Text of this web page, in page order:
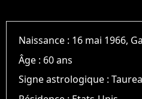
Naissance : 16 mai 1966,
Âge : 60 ans
Signe astrologique :